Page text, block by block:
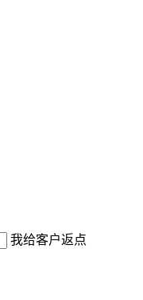
我给客户返点